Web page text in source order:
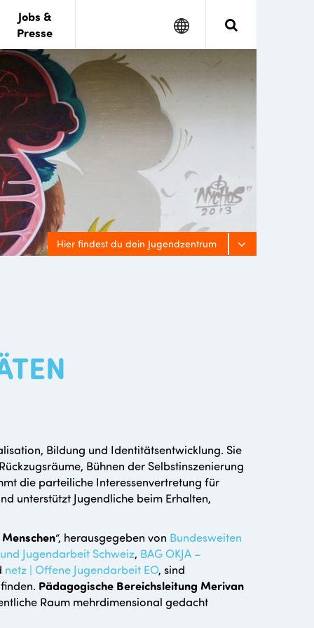
Jobs &
Presse
Search
Google
Hier findest du dein Jugendzentrum
Bildung und Identitätsentwicklung. Sie
Bühnen der Selbstinszenierung
die parteiliche Interessenvertretung für
unterstützt Jugendliche beim Erhalten,
“, herausgegeben von Bundesweiten
Jugendarbeit Schweiz, BAG OKJA –
netz | Offene Jugendarbeit EO, sind
Pädagogische Bereichsleitung Merivan
Raum mehrdimensional gedacht